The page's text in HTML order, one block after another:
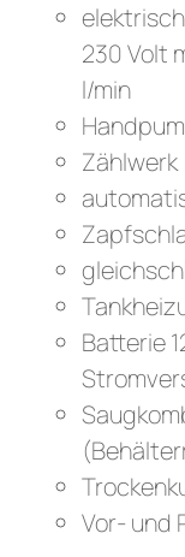
230 Volt
l/min
Zählwerk
Batterie
Vor- und